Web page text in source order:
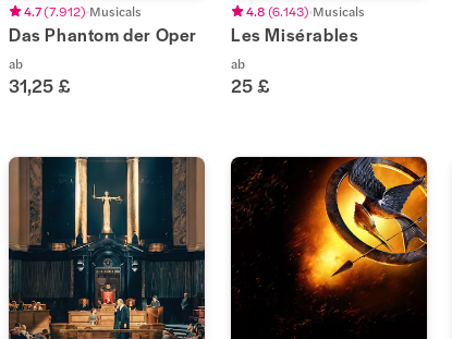
4.7(7.912) Musicals
Das Phantom der Oper
ab
31,25 £
4.8(6.143) Musicals
Les Misérables
ab
25 £